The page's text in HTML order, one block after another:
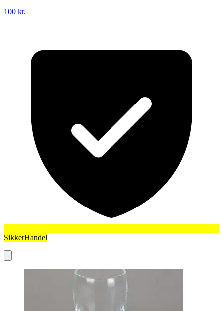
100 kr.
SikkerHandel